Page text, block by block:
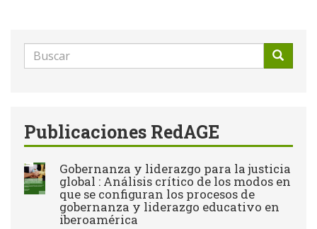
Formulario
de
Publicaciones RedAGE
Gobernanza y liderazgo para la justicia
global : Análisis crítico de los modos en
que se configuran los procesos de
gobernanza y liderazgo educativo en
iberoamérica